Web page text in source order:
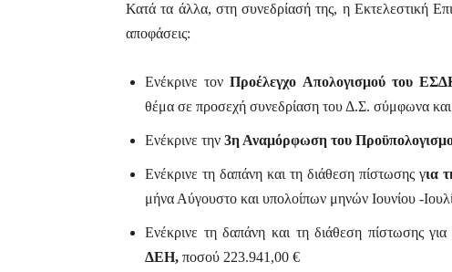
Κατά τα άλλα, στη συνεδρίασή της, η Εκτελεστική
αποφάσεις:
Ενέκρινε τον Προέλεγχο Απολογισμού του
θέμα σε προσεχή συνεδρίαση του Δ.Σ. σύμφωνα
Ενέκρινε την 3η Αναμόρφωση του
Ενέκρινε τη δαπάνη και τη διάθεση πίστωσης για
μήνα Αύγουστο και υπολοίπων μηνών Ιουνίου -
Ενέκρινε τη δαπάνη και τη διάθεση πίστωσης
ΔΕΗ, ποσού 223.941,00 €